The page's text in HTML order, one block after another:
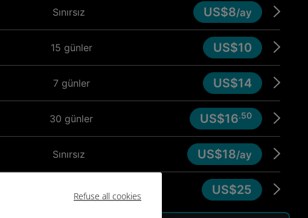
Refuse all cookies
Sınırsız US$8/ay
15 günler US$10
7 günler US$14
30 günler US$16.50
Sınırsız US$18/ay
8 günler US$25